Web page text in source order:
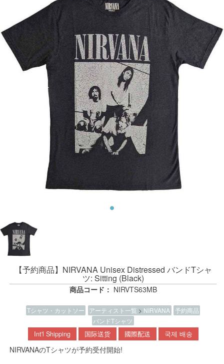
【予約商品】NIRVANA Unisex Distressed バンドTシャ
ツ: Sitting (Black)
商品コード： NIRVTS63MB
Tシャツ・カットソー アーティスト一覧 > NIRVANA 予約商品
バンドTシャツ
Int'l Shipping 国际送货 國際配送 국제 배송
NIRVANAのTシャツが予約受付開始!